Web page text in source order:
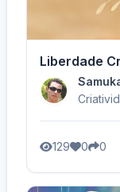
Liberdade
129 0 0